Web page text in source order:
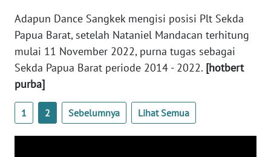
Adapun Dance Sangkek mengisi posisi Plt Sekda
Papua Barat, setelah Nataniel Mandacan terhitung
mulai 11 November 2022, purna tugas sebagai
Sekda Papua Barat periode 2014 - 2022. [hotbert
purba]
1 2 Sebelumnya Lihat Semua
WN
WN
KEPRI
WN
PAPUA